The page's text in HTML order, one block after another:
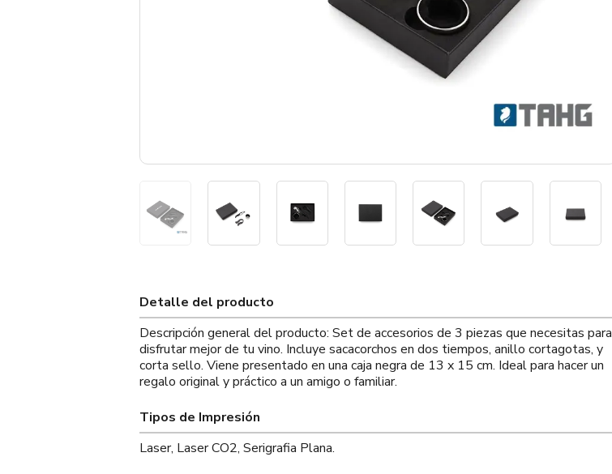
Detalle del producto
Descripción general del producto: Set de accesorios de 3 piezas que necesitas para
disfrutar mejor de tu vino. Incluye sacacorchos en dos tiempos, anillo cortagotas, y
corta sello. Viene presentado en una caja negra de 13 x 15 cm. Ideal para hacer un
regalo original y práctico a un amigo o familiar.
Tipos de Impresión
Laser, Laser CO2, Serigrafia Plana.